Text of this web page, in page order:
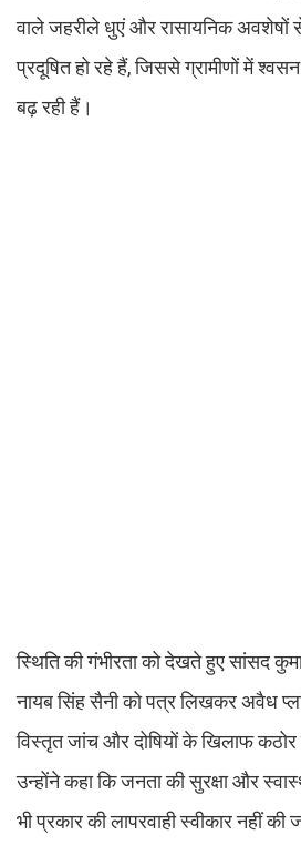
वाले जहरीले धुएं और रासायनिक अवशेषों
प्रदूषित हो रहे हैं, जिससे ग्रामीणों में श्वसन
बढ़ रही हैं।
स्थिति की गंभीरता को देखते हुए सांसद
नायब सिंह सैनी को पत्र लिखकर अवैध
विस्तृत जांच और दोषियों के खिलाफ कठोर
उन्होंने कहा कि जनता की सुरक्षा और
भी प्रकार की लापरवाही स्वीकार नहीं की